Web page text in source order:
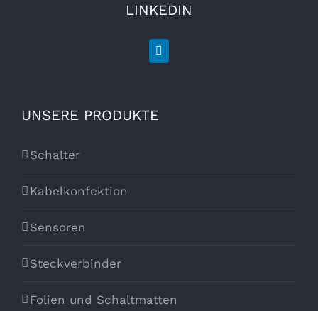
LINKEDIN
UNSERE PRODUKTE
Schalter
Kabelkonfektion
Sensoren
Steckverbinder
Folien und Schaltmatten